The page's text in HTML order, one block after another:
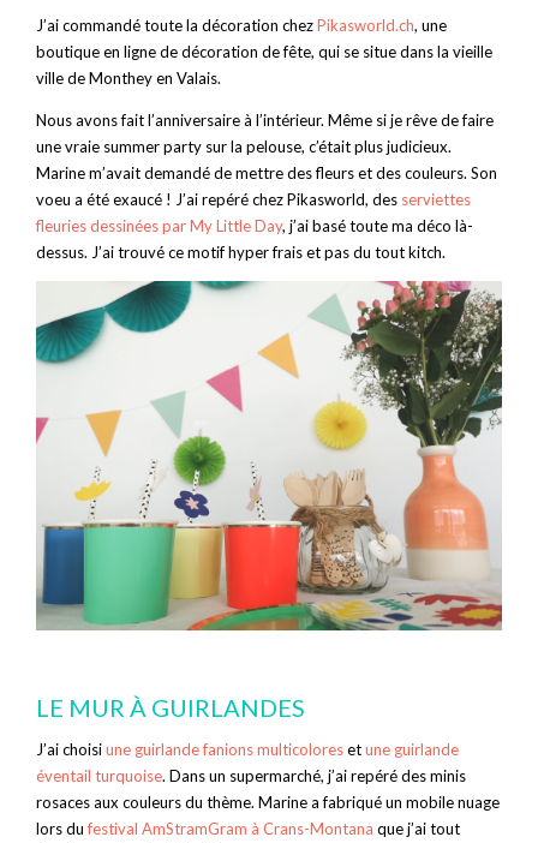
J’ai commandé toute la décoration chezPikasworld.ch, une
boutique en ligne de décoration de fête, qui se situe dans la vieille
ville de Monthey en Valais.
Nous avons fait l’anniversaire à l’intérieur. Même si je rêve de faire
une vraie summer party sur la pelouse, c’était plus judicieux.
Marine m’avait demandé de mettre des fleurs et des couleurs. Son
voeu a été exaucé ! J’ai repéré chez Pikasworld, des serviettes
fleuries dessinées par My Little Day, j’ai basé toute ma déco là-
dessus. J’ai trouvé ce motif hyper frais et pas du tout kitch.
LE MUR À GUIRLANDES
J’ai choisiune guirlande fanions multicoloresetune guirlande
éventail turquoise. Dans un supermarché, j’ai repéré des minis
rosaces aux couleurs du thème. Marine a fabriqué un mobile nuage
lors dufestival AmStramGram à Crans-Montana que j’ai tout